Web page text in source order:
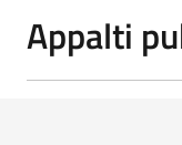
Appalti